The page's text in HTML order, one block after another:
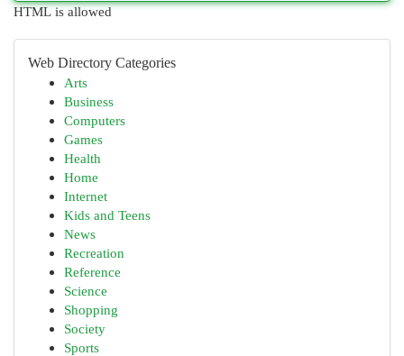
HTML is allowed
Web Directory Categories
Arts
Business
Computers
Games
Health
Home
Internet
Kids and Teens
News
Recreation
Reference
Science
Shopping
Society
Sports